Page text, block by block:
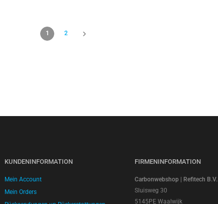
1 2
KUNDENINFORMATION
Mein Account
Mein Orders
FIRMENINFORMATION
Carbonwebshop | Refitech B.V.
Sluisweg 30
5145PE Waalwijk